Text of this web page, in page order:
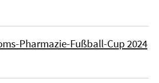
Pharmazie-Fußball-Cup 2024